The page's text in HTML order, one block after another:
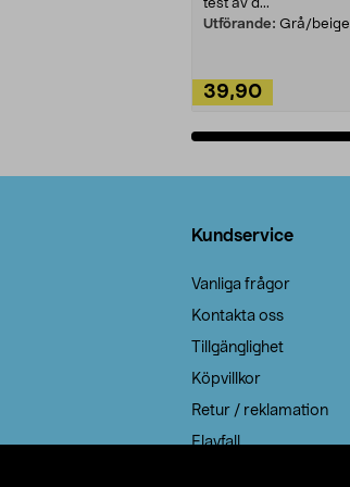
test av d...
Utförande: Grå/beige
39,90
Kundservice
Vanliga frågor
Kontakta oss
Tillgänglighet
Köpvillkor
Retur / reklamation
Elavfall